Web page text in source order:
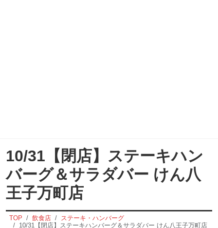
10/31【閉店】ステーキハン
バーグ＆サラダバー けん八
王子万町店
TOP 飲食店
ステーキ・ハンバーグ
10/31【閉店】ステーキハンバーグ＆サラダバー けん八王子万町店